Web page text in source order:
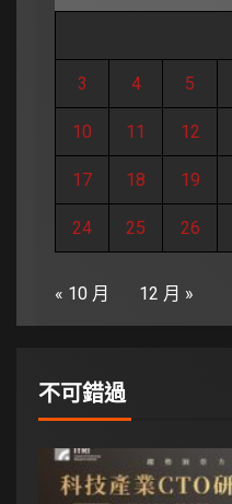
3 4 5
10 11 12
17 18 19
24 25 26
« 10 月 12 月 »
不可錯過